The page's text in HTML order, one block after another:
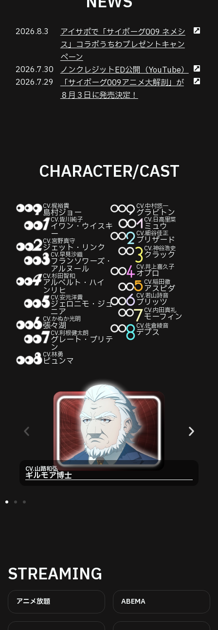
2026.8.3
アイサポで「サイボーグ009 ネメシ
ス」コラボうちわプレゼントキャン
ペーン
2026.7.30
ノンクレジットED公開（YouTube）
2026.7.29
「サイボーグ009アニメ大解剖」が
８月３日に発売決定！
CHARACTER/CAST
CV.梶裕貴
島村ジョー
CV.皆川純子
イワン・ウイスキ
ー
CV.宮野真守
ジェット・リンク
CV.早見沙織
フランソワーズ・
アルヌール
CV.杉田智和
アルベルト・ハイ
ンリヒ
CV.安元洋貴
ジェロニモ・ジュ
ニア
CV.かぬか光明
張々湖
CV.利根健太朗
グレート・ブリテ
ン
CV.林勇
ピュンマ
CV.中村悠⼀
グラビトン
CV.日高里菜
ミュウ
CV.細谷佳正
ブリザード
CV.神谷浩史
クラック
CV.井上喜久子
オプロ
CV.稲田徹
アスピダ
CV.若山詩音
ブリッツ
CV.内田真礼
モーフィン
CV.佐倉綾音
デプス
CV.山路和弘
ギルモア博士
STREAMING
アニメ放題 ABEMA